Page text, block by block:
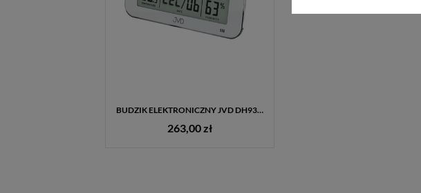
zgodnie z naszymi
BUDZIK ELEKTRONICZNY JVD DH9335.1 RADIO CONTROL – POLSKIE MENU, TERMOMETR I HIGROMETR
263,00 zł